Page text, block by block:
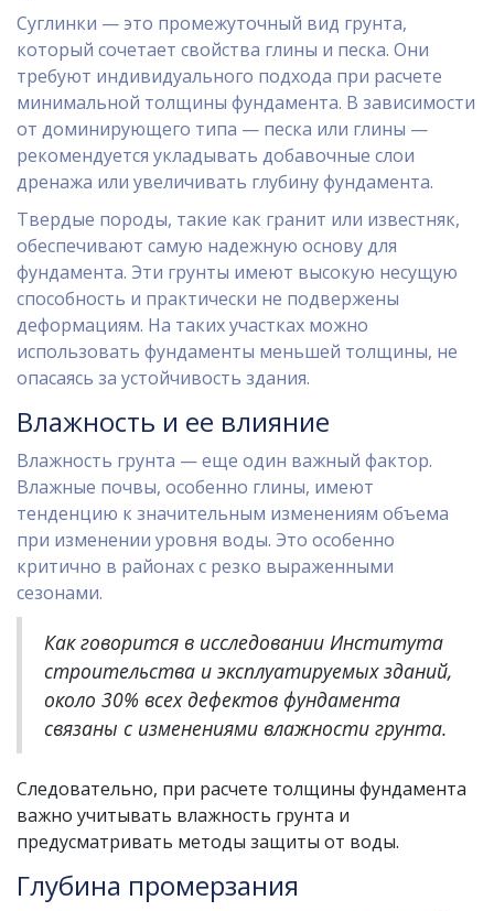
Суглинки — это промежуточный вид грунта,
который сочетает свойства глины и песка. Они
требуют индивидуального подхода при расчете
минимальной толщины фундамента. В зависимости
от доминирующего типа — песка или глины —
рекомендуется укладывать добавочные слои
дренажа или увеличивать глубину фундамента.
Твердые породы, такие как гранит или известняк,
обеспечивают самую надежную основу для
фундамента. Эти грунты имеют высокую несущую
способность и практически не подвержены
деформациям. На таких участках можно
использовать фундаменты меньшей толщины, не
опасаясь за устойчивость здания.
Влажность и ее влияние
Влажность грунта — еще один важный фактор.
Влажные почвы, особенно глины, имеют
тенденцию к значительным изменениям объема
при изменении уровня воды. Это особенно
критично в районах с резко выраженными
сезонами.
Как говорится в исследовании Института
строительства и эксплуатируемых зданий,
около 30% всех дефектов фундамента
связаны с изменениями влажности грунта.
Следовательно, при расчете толщины фундамента
важно учитывать влажность грунта и
предусматривать методы защиты от воды.
Глубина промерзания